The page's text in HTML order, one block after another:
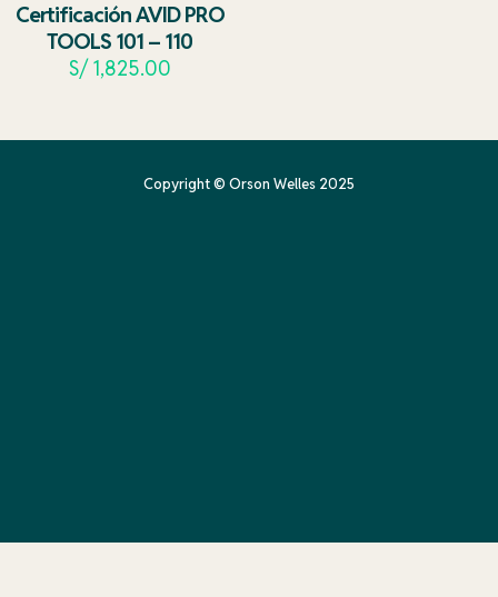
Certificación AVID PRO
TOOLS 101 – 110
S/1,825.00
Copyright © Orson Welles 2025